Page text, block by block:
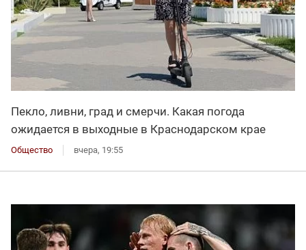
Пекло, ливни, град и смерчи. Какая погода
ожидается в выходные в Краснодарском крае
Общество вчера, 19:55